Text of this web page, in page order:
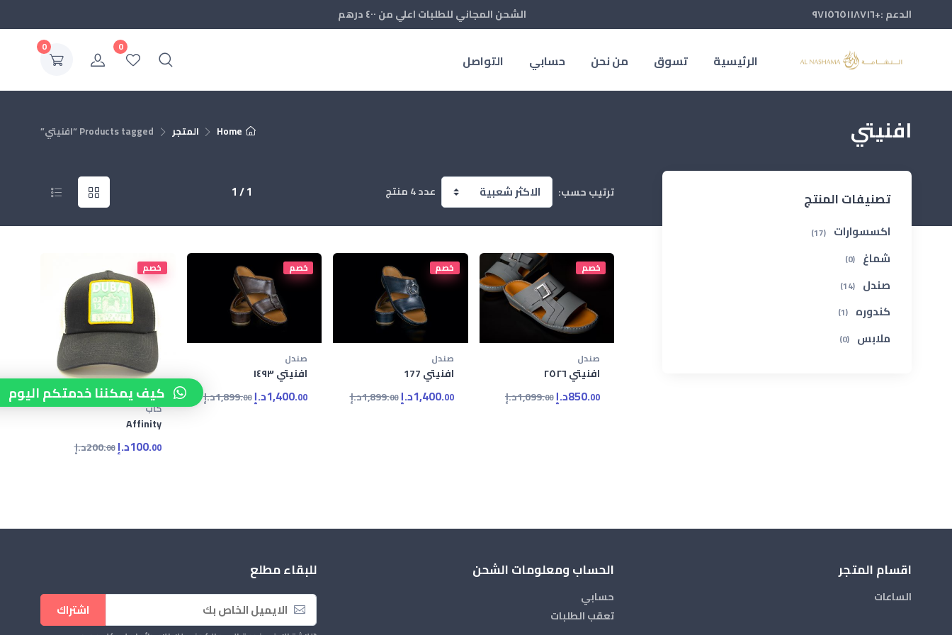
الدعم :+٩٧١٥٦٥١١٨٧١٦ الشحن المجاني للطلبات اعلي من ٤٠٠ درهم
0
0
الرئيسية تسوق من نحن حسابي التواصل
Home المتجر Products tagged “افنيتي” افنيتي
ترتيب حسب: عدد 4 منتج 1 / 1
خصم
صندل
افنيتي ٢٥٢٦
850.00 د.إ 1,099.00 د.إ
خصم
صندل
افنيتي 177
1,400.00 د.إ 1,899.00 د.إ
خصم
صندل
افنيتي ١٤٩٣
1,400.00 د.إ 1,899.00 د.إ
خصم
كاب
Affinity
100.00 د.إ 200.00 د.إ
تصنيفات المنتج
اكسسوارات (17)
شماغ (0)
صندل (14)
كندوره (1)
ملابس (0)
اقسام المتجر
الساعات
الحساب ومعلومات الشحن
حسابي
تعقب الطلبات
للبقاء مطلع
اشتراك
كيف يمكننا خدمتكم اليوم